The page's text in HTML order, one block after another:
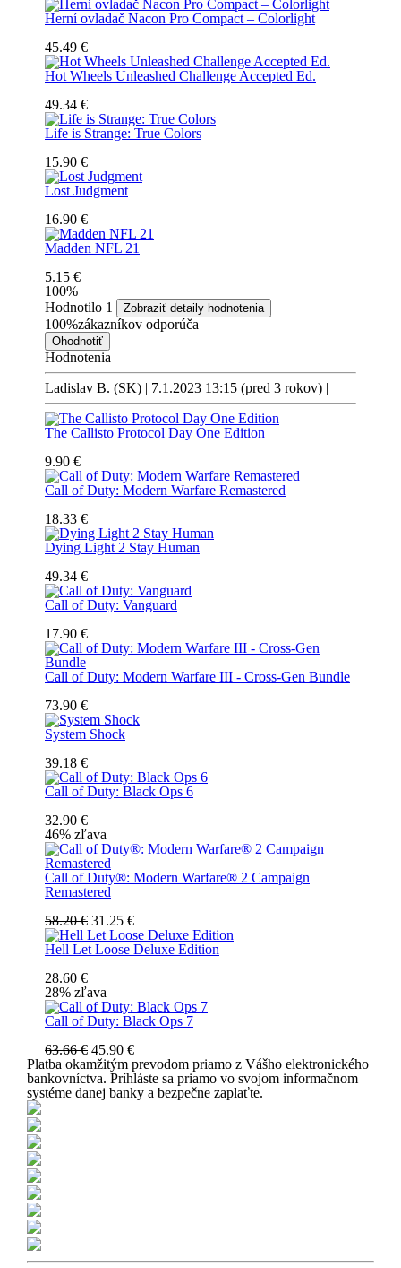
Herní ovladač Nacon Pro Compact – Colorlight
45.49 €
Hot Wheels Unleashed Challenge Accepted Ed.
49.34 €
Life is Strange: True Colors
15.90 €
Lost Judgment
16.90 €
Madden NFL 21
5.15 €
100%
Hodnotilo 1 Zobraziť detaily hodnotenia
100%zákazníkov odporúča
Ohodnotiť
Hodnotenia
Ladislav B. (SK) | 7.1.2023 13:15 (pred 3 rokov) |
The Callisto Protocol Day One Edition
9.90 €
Call of Duty: Modern Warfare Remastered
18.33 €
Dying Light 2 Stay Human
49.34 €
Call of Duty: Vanguard
17.90 €
Call of Duty: Modern Warfare III - Cross-Gen Bundle
73.90 €
System Shock
39.18 €
Call of Duty: Black Ops 6
32.90 €
46% zľava
Call of Duty®: Modern Warfare® 2 Campaign
Remastered
58.20 € 31.25 €
Hell Let Loose Deluxe Edition
28.60 €
28% zľava
Call of Duty: Black Ops 7
63.66 € 45.90 €
Platba okamžitým prevodom priamo z Vášho elektronického
bankovníctva. Príhláste sa priamo vo svojom informačnom
systéme danej banky a bezpečne zaplaťte.